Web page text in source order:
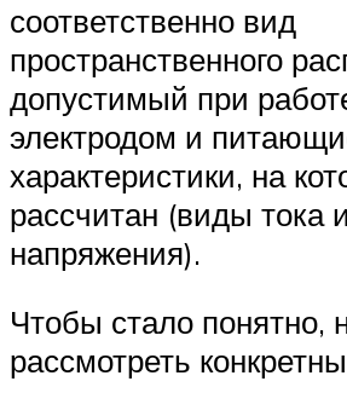
соответственно вид
пространственного
допустимый при
электродом и
характеристики, на
рассчитан (виды тока и
напряжения).
Чтобы стало понятно,
рассмотреть